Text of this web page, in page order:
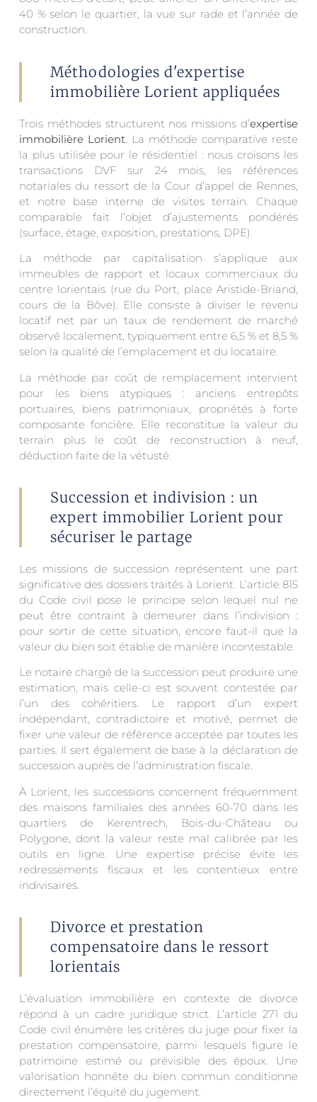
40 % selon le quartier, la vue sur rade et l’année de
construction.
Méthodologies d'expertise
immobilière Lorient appliquées
Trois méthodes structurent nos missions d’expertise
immobilière Lorient . La méthode comparative reste
la plus utilisée pour le résidentiel : nous croisons les
transactions DVF sur 24 mois, les références
notariales du ressort de la Cour d’appel de Rennes,
et notre base interne de visites terrain. Chaque
comparable fait l’objet d’ajustements pondérés
(surface, étage, exposition, prestations, DPE).
La méthode par capitalisation s’applique aux
immeubles de rapport et locaux commerciaux du
centre lorientais (rue du Port, place Aristide-Briand,
cours de la Bôve). Elle consiste à diviser le revenu
locatif net par un taux de rendement de marché
observé localement, typiquement entre 6,5 % et 8,5 %
selon la qualité de l’emplacement et du locataire.
La méthode par coût de remplacement intervient
pour les biens atypiques : anciens entrepôts
portuaires, biens patrimoniaux, propriétés à forte
composante foncière. Elle reconstitue la valeur du
terrain plus le coût de reconstruction à neuf,
déduction faite de la vétusté.
Succession et indivision : un
expert immobilier Lorient pour
sécuriser le partage
Les missions de succession représentent une part
significative des dossiers traités à Lorient. L’article 815
du Code civil pose le principe selon lequel nul ne
peut être contraint à demeurer dans l’indivision :
pour sortir de cette situation, encore faut-il que la
valeur du bien soit établie de manière incontestable.
Le notaire chargé de la succession peut produire une
estimation, mais celle-ci est souvent contestée par
l’un des cohéritiers. Le rapport d’un expert
indépendant, contradictoire et motivé, permet de
fixer une valeur de référence acceptée par toutes les
parties. Il sert également de base à la déclaration de
succession auprès de l’administration fiscale.
À Lorient, les successions concernent fréquemment
des maisons familiales des années 60-70 dans les
quartiers de Kerentrech, Bois-du-Château ou
Polygone, dont la valeur reste mal calibrée par les
outils en ligne. Une expertise précise évite les
redressements fiscaux et les contentieux entre
indivisaires.
Divorce et prestation
compensatoire dans le ressort
lorientais
L’évaluation immobilière en contexte de divorce
répond à un cadre juridique strict. L’article 271 du
Code civil énumère les critères du juge pour fixer la
prestation compensatoire, parmi lesquels figure le
patrimoine estimé ou prévisible des époux. Une
valorisation honnête du bien commun conditionne
directement l’équité du jugement.